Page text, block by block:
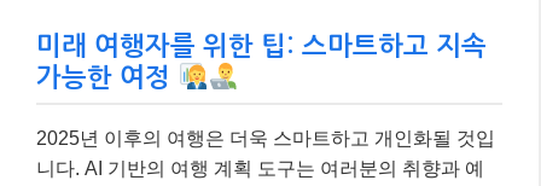
미래 여행자를 위한 팁: 스마트하고 지속
가능한 여정
2025년 이후의 여행은 더욱 스마트하고 개인화될 것입
니다. AI 기반의 여행 계획 도구는 여러분의 취향과 예